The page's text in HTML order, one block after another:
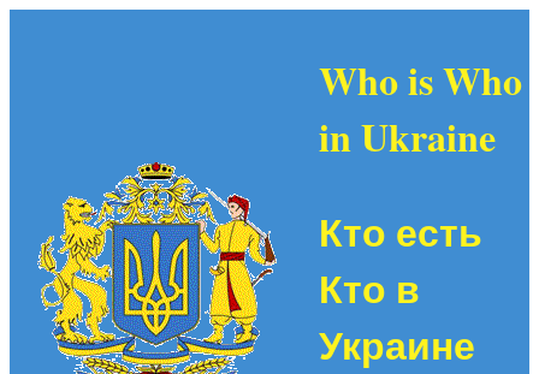
Who is Who
in Ukraine
Кто есть
Кто в
Украине